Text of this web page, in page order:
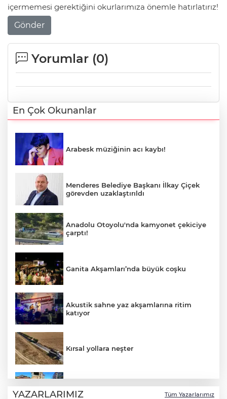
içermemesi gerektiğini okurlarımıza önemle hatırlatırız!
Gönder
Yorumlar (0)
En Çok Okunanlar
Arabesk müziğinin acı kaybı!
Menderes Belediye Başkanı İlkay Çiçek
görevden uzaklaştırıldı
Anadolu Otoyolu'nda kamyonet çekiciye
çarptı!
Ganita Akşamları’nda büyük coşku
Akustik sahne yaz akşamlarına ritim
katıyor
Kırsal yollara neşter
yatırımı
YAZARLARIMIZ Tüm Yazarlarımız